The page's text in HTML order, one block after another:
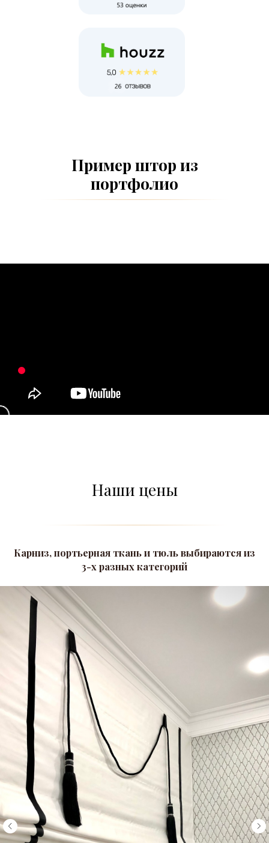
Пример штор из
портфолио
Наши цены
Карниз, портьерная ткань и тюль выбираются из
3-х разных категорий